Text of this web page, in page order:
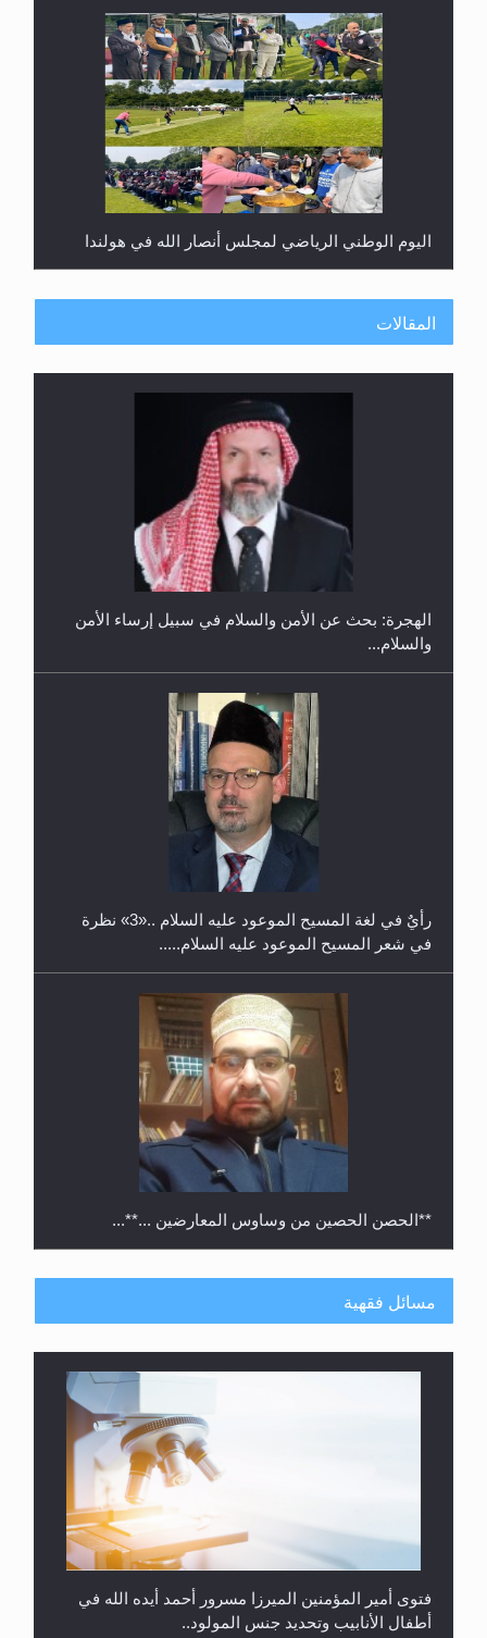
اليوم الوطني الرياضي لمجلس أنصار الله في هولندا
إتمام حفظ القرآن الكريم لثلاثة طلاب من مدرسة الحفظ
حفل توزيع الشهادات في الجامعة الأحمدية بنيجيريا لعام
المقالات
الهجرة: بحث عن الأمن والسلام في سبيل إرساء الأمن
والسلام...
رأيٌ في لغة المسيح الموعود عليه السلام ..«3» نظرة
في شعر المسيح الموعود عليه السلام.....
**الحصن الحصين من وساوس المعارضين ...**...
مسائل فقهية
فتوى أمير المؤمنين الميرزا مسرور أحمد أيده الله في
أطفال الأنابيب وتحديد جنس المولود..